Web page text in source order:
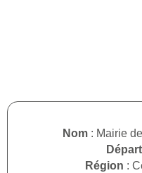
Nom : Mairie
Région :